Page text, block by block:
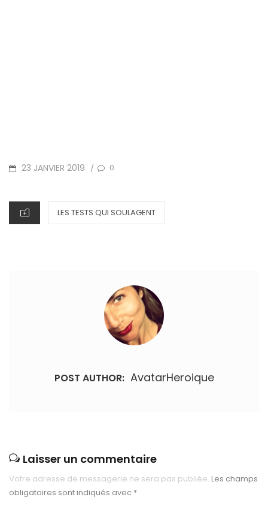
P
S
23 JANVIER 2019 / 0
LES TESTS QUI SOULAGENT
POST AUTHOR: AvatarHeroique
Laisser un commentaire
Votre adresse de messagerie ne sera pas publiée. Les champs
obligatoires sont indiqués avec *